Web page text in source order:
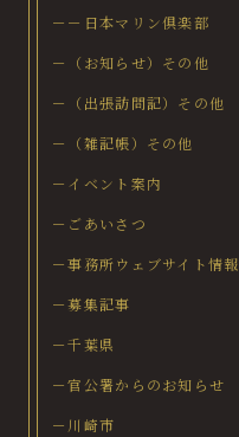
－－日本マリン倶楽部
－（お知らせ）その他
－（出張訪問記）その他
－（雑記帳）その他
－イベント案内
－ごあいさつ
－事務所ウェブサイト情報
－募集記事
－千葉県
－官公署からのお知らせ
－川崎市